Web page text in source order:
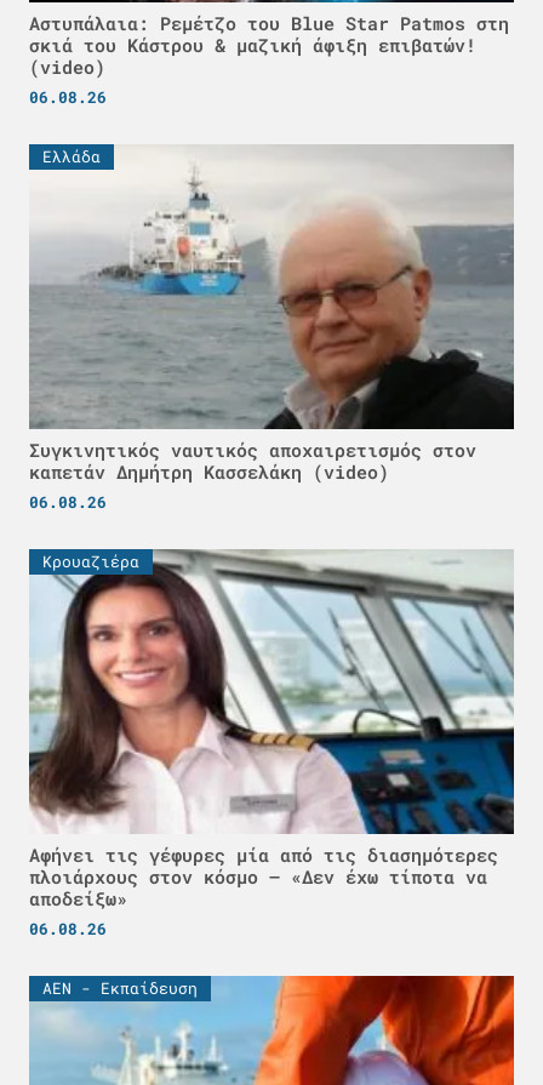
Αστυπάλαια: Ρεμέτζο του Blue Star Patmos στη
σκιά του Κάστρου & μαζική άφιξη επιβατών!
(video)
06.08.26
Ελλάδα
Συγκινητικός ναυτικός αποχαιρετισμός στον
καπετάν Δημήτρη Κασσελάκη (video)
06.08.26
Κρουαζιέρα
Αφήνει τις γέφυρες μία από τις διασημότερες
πλοιάρχους στον κόσμο – «Δεν έχω τίποτα να
αποδείξω»
06.08.26
ΑΕΝ - Εκπαίδευση